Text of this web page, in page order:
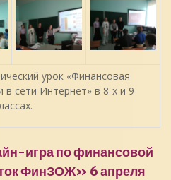
урок «Финансовая
в сети Интернет» в 8-х и 9-
игра по финансовой
ФинЗОЖ» 6 апреля